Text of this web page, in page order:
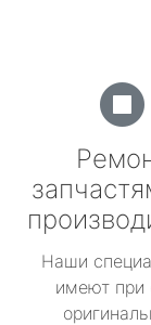
Наши
имеют при